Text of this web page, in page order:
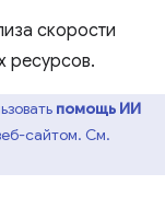
скорости
ресурсов.
помощь ИИ
сайтом. См.